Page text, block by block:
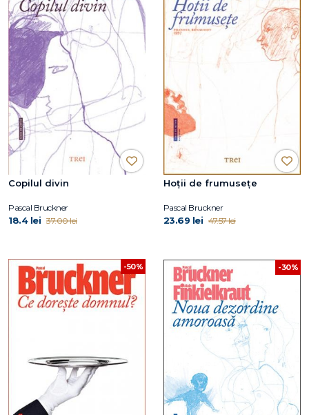
Copilul divin
Pascal Bruckner
18.4 lei 37.00 lei
Hoţii de frumuseţe
Pascal Bruckner
23.69 lei 47.57 lei
-50% -30%